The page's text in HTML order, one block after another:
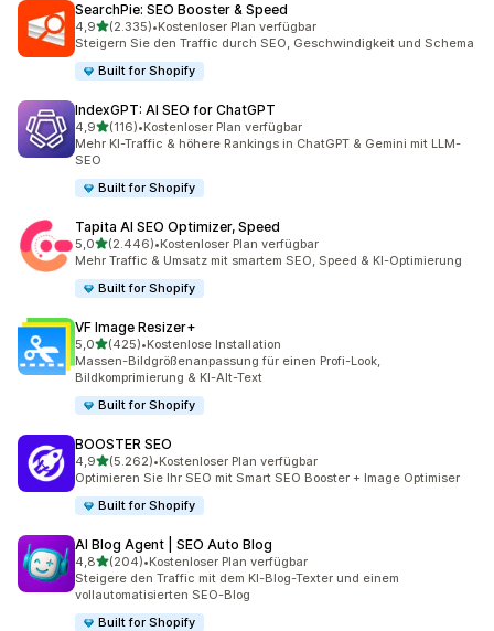
SearchPie: SEO Booster & Speed
4,9von 5 Sternen
(2.335)
2335 Rezensionen insgesamt
•Kostenloser Plan verfügbar
Steigern Sie den Traffic durch SEO, Geschwindigkeit und Schema
Built for Shopify
IndexGPT: AI SEO for ChatGPT
4,9von 5 Sternen
(116)
116 Rezensionen insgesamt
•Kostenloser Plan verfügbar
Mehr KI-Traffic & höhere Rankings in ChatGPT & Gemini mit LLM-
SEO
Built for Shopify
Tapita AI SEO Optimizer, Speed
5,0von 5 Sternen
(2.446)
2446 Rezensionen insgesamt
•Kostenloser Plan verfügbar
Mehr Traffic & Umsatz mit smartem SEO, Speed & KI-Optimierung
Built for Shopify
VF Image Resizer+
5,0von 5 Sternen
(425)
425 Rezensionen insgesamt
•Kostenlose Installation
Massen-Bildgrößenanpassung für einen Profi-Look,
Bildkomprimierung & KI-Alt-Text
Built for Shopify
BOOSTER SEO
4,9von 5 Sternen
(5.262)
5262 Rezensionen insgesamt
•Kostenloser Plan verfügbar
Optimieren Sie Ihr SEO mit Smart SEO Booster + Image Optimiser
Built for Shopify
AI Blog Agent | SEO Auto Blog
4,8von 5 Sternen
(204)
204 Rezensionen insgesamt
•Kostenloser Plan verfügbar
Steigere den Traffic mit dem KI-Blog-Texter und einem
vollautomatisierten SEO-Blog
Built for Shopify